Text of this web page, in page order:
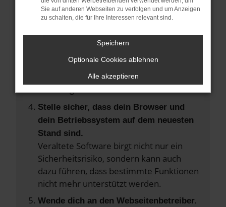
Werbeblocker, können das Laden
bestimmter Seiten verhindern.
Funktioniert die Seite in einem anderen
Browser oder in einem privaten Fenster?
Starte dein Gerät neu.
Das kann manchmal helfen,
vorübergehende Probleme zu beheben.
Stelle sicher, dass dein Browser und
dein Betriebssystem auf dem neuesten
Stand sind.
Veraltete Software birgt nicht nur ein
Sicherheitsrisiko, sondern kann auch
dazu führen, dass bestimmte Funktionen
nicht mehr unterstützt werden.
Wende dich an den Webseitenbetreiber.
Sie auf anderen Webseiten zu verfolgen und um Anzeigen
zu schalten, die für Ihre Interessen relevant sind.
Speichern
Optionale Cookies ablehnen
Alle akzeptieren